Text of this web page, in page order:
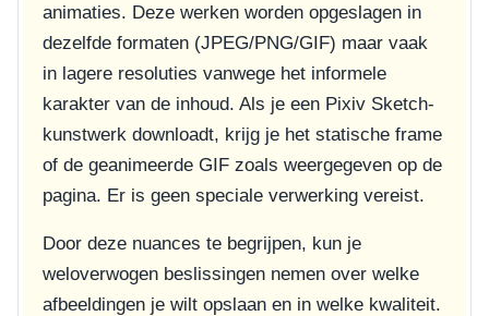
animaties. Deze werken worden opgeslagen in
dezelfde formaten (JPEG/PNG/GIF) maar vaak
in lagere resoluties vanwege het informele
karakter van de inhoud. Als je een Pixiv Sketch-
kunstwerk downloadt, krijg je het statische frame
of de geanimeerde GIF zoals weergegeven op de
pagina. Er is geen speciale verwerking vereist.
Door deze nuances te begrijpen, kun je
weloverwogen beslissingen nemen over welke
afbeeldingen je wilt opslaan en in welke kwaliteit.